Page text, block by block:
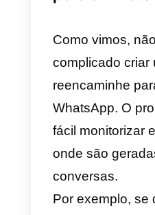
Exemplo:
+39
WhatsApp
https://
Por esta